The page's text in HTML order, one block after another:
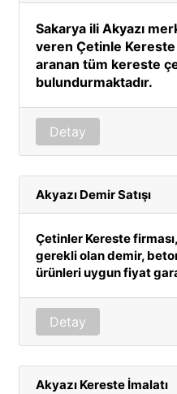
Sakarya ili Akyazı
veren Çetinle
aranan tüm kereste
bulundurmaktadır.
Detay
Akyazı Demir Satışı
Çetinler Kereste
gerekli olan demir,
ürünleri uygun fiyat
Detay
Akyazı Kereste İmalatı